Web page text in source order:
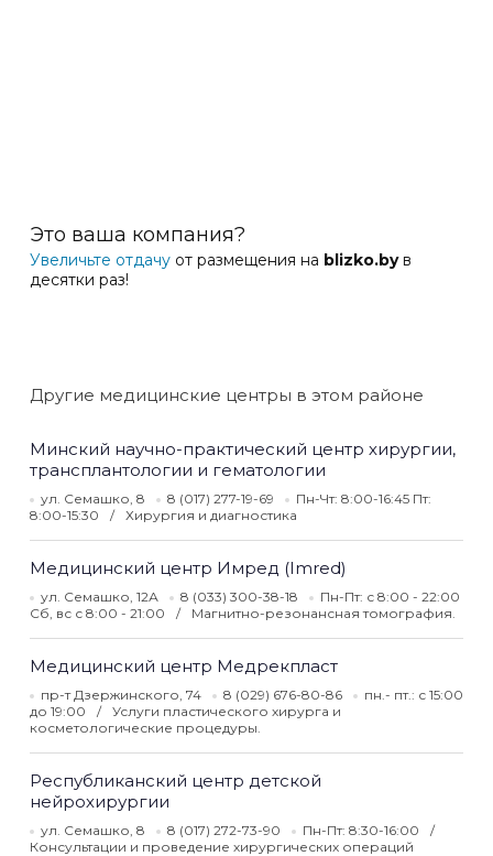
Это ваша компания?
Увеличьте отдачу от размещения на blizko.byв
десятки раз!
Другие медицинские центры в этом районе
Минский научно-практический центр хирургии,
трансплантологии и гематологии
ул. Семашко, 8 8 (017) 277-19-69
Пн-Чт: 8:00-16:45 Пт:
8:00-15:30
Хирургия и диагностика
Медицинский центр Имред (Imred)
ул. Семашко, 12А 8 (033) 300-38-18
Пн-Пт: с 8:00 - 22:00
Сб, вс с 8:00 - 21:00
Магнитно-резонансная томография.
Медицинский центр Медрекпласт
пр-т Дзержинского, 74 8 (029) 676-80-86
пн.- пт.: с 15:00
до 19:00
Услуги пластического хирурга и
косметологические процедуры.
Республиканский центр детской
нейрохирургии
ул. Семашко, 8 8 (017) 272-73-90
Пн-Пт: 8:30-16:00
Консультации и проведение хирургических операций